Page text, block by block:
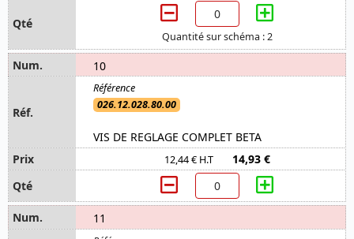
Quantité sur schéma : 2
10
026.12.028.80.00
VIS DE REGLAGE COMPLET BETA
12,44 € H.T 14,93 €
11